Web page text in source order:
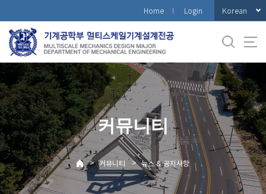
로
메
뉴
Home Login Korean
커뮤니티
> 커뮤니티 > 뉴스 & 공지사항